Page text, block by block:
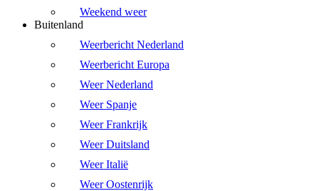
Weekend weer
Buitenland
Weerbericht Nederland
Weerbericht Europa
Weer Nederland
Weer Spanje
Weer Frankrijk
Weer Duitsland
Weer Italië
Weer Oostenrijk